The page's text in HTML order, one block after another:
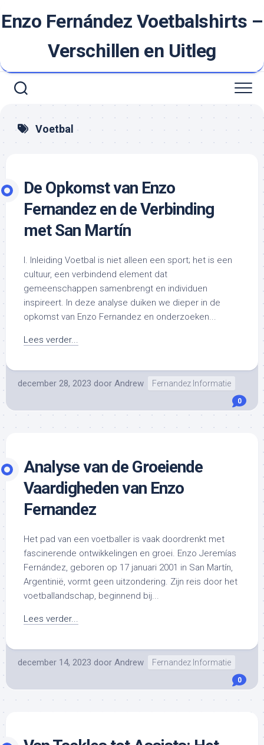
naar
Enzo Fernández Voetbalshirts –
Verschillen en Uitleg
Voetbal
De Opkomst van Enzo
Fernandez en de Verbinding
met San Martín
I. Inleiding Voetbal is niet alleen een sport; het is een
cultuur, een verbindend element dat
gemeenschappen samenbrengt en individuen
inspireert. In deze analyse duiken we dieper in de
opkomst van Enzo Fernandez en onderzoeken...
Lees verder...
december 28, 2023 door Andrew Fernandez Informatie
0
Analyse van de Groeiende
Vaardigheden van Enzo
Fernandez
Het pad van een voetballer is vaak doordrenkt met
fascinerende ontwikkelingen en groei. Enzo Jeremías
Fernández, geboren op 17 januari 2001 in San Martín,
Argentinië, vormt geen uitzondering. Zijn reis door het
voetballandschap, beginnend bij...
Lees verder...
december 14, 2023 door Andrew Fernandez Informatie
0